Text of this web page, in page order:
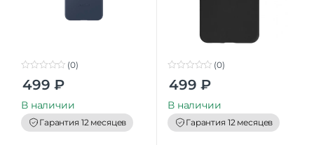
o
t
o
f
5
(0)
499 ₽
В наличии
Гарантия 12 месяцев
o
t
o
f
5
(0)
499 ₽
В наличии
Гарантия 12 месяцев